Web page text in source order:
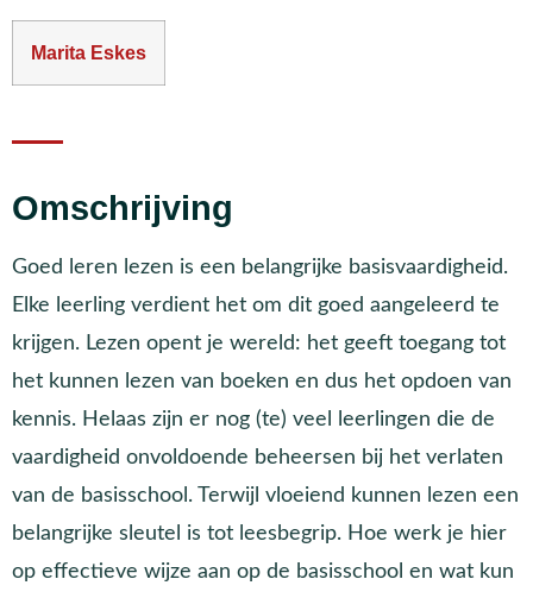
Marita Eskes
Omschrijving
Goed leren lezen is een belangrijke basisvaardigheid.
Elke leerling verdient het om dit goed aangeleerd te
krijgen. Lezen opent je wereld: het geeft toegang tot
het kunnen lezen van boeken en dus het opdoen van
kennis. Helaas zijn er nog (te) veel leerlingen die de
vaardigheid onvoldoende beheersen bij het verlaten
van de basisschool. Terwijl vloeiend kunnen lezen een
belangrijke sleutel is tot leesbegrip. Hoe werk je hier
op effectieve wijze aan op de basisschool en wat kun